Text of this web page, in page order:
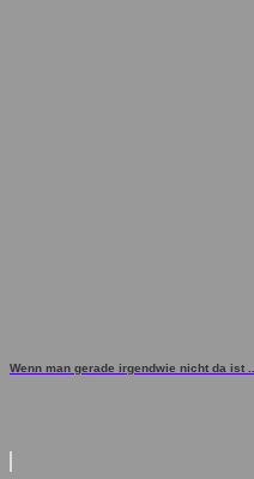
Wenn man gerade irgendwie nicht da ist ...